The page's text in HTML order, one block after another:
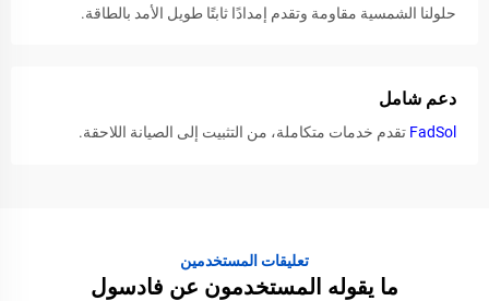
حلولنا الشمسية مقاومة وتقدم إمدادًا ثابتًا طويل الأمد بالطاقة.
دعم شامل
FadSolتقدم خدمات متكاملة، من التثبيت إلى الصيانة اللاحقة.
تعليقات المستخدمين
ما يقوله المستخدمون عن فادسول